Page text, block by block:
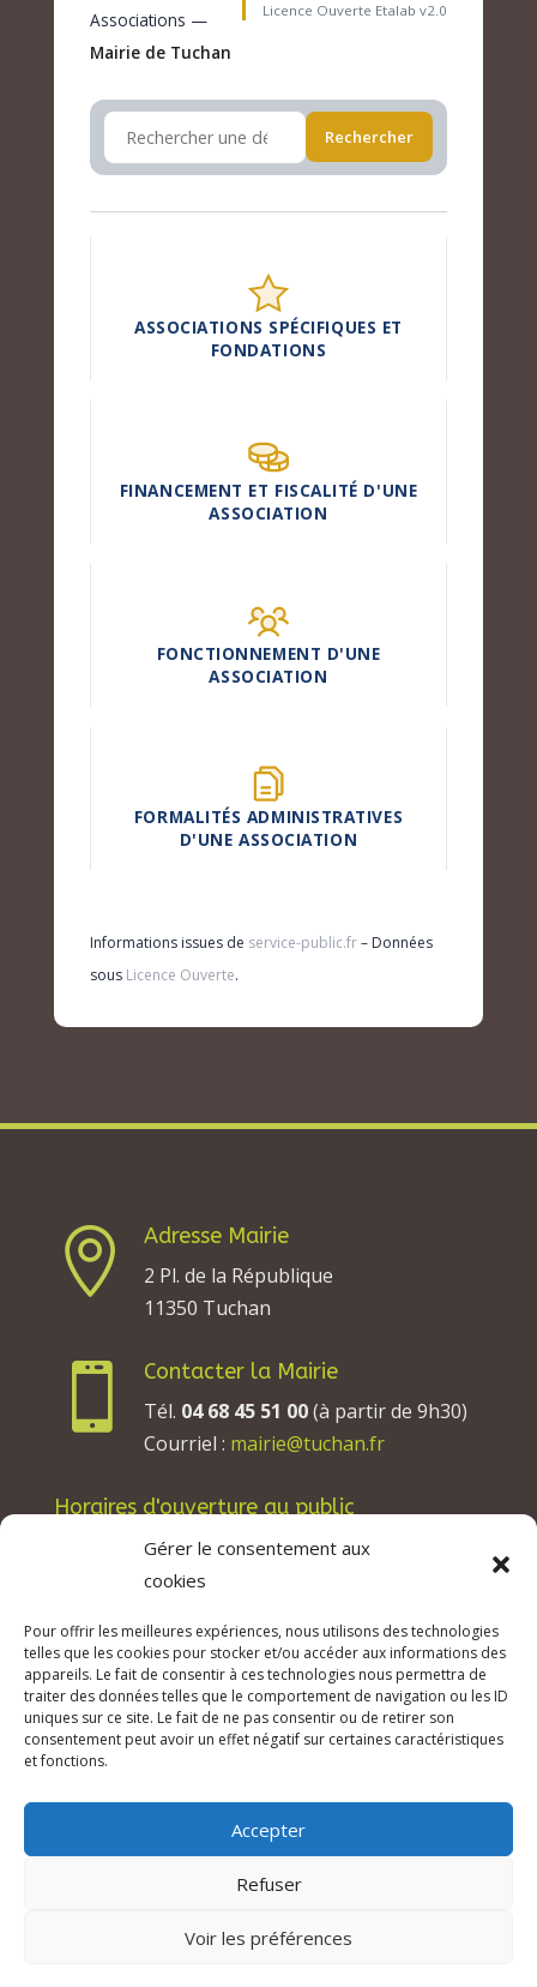
Gérer le consentement aux
cookies
Pour offrir les meilleures expériences, nous utilisons des technologies
telles que les cookies pour stocker et/ou accéder aux informations des
appareils. Le fait de consentir à ces technologies nous permettra de
traiter des données telles que le comportement de navigation ou les ID
uniques sur ce site. Le fait de ne pas consentir ou de retirer son
consentement peut avoir un effet négatif sur certaines caractéristiques
et fonctions.
Accepter
Refuser
Voir les préférences
Associations —
Mairie de Tuchan
Licence Ouverte Etalab v2.0
Rechercher
ASSOCIATIONS SPÉCIFIQUES ET
FONDATIONS
FINANCEMENT ET FISCALITÉ D'UNE
ASSOCIATION
FONCTIONNEMENT D'UNE
ASSOCIATION
FORMALITÉS ADMINISTRATIVES
D'UNE ASSOCIATION
Informations issues de service-public.fr– Données
sous Licence Ouverte.

Adresse Mairie
2 Pl. de la République
11350 Tuchan

Contacter la Mairie
Tél. 04 68 45 51 00(à partir de 9h30)
Courriel : mairie@tuchan.fr
Horaires d'ouverture au public
Les lundis, mardis et jeudis : de 8h à 12h et de
13h30 à 17h30.
Les vendredis : de 8h à 12h.
© 2026 Mairie de Tuchan | Site Internet réalisé
Mentions légales & Crédits–RGPD Protection
des données